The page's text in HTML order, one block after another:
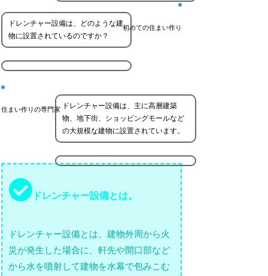
初めての住まい作り
ドレンチャー設備は、どのような建
物に設置されているのですか？
住まい作りの専門家
ドレンチャー設備は、主に高層建築
物、地下街、ショッピングモールなど
の大規模な建物に設置されています。
ドレンチャー設備とは。
ドレンチャー設備とは、建物外周から火
災が発生した場合に、軒先や開口部など
から水を噴射して建物を水幕で包みこむ